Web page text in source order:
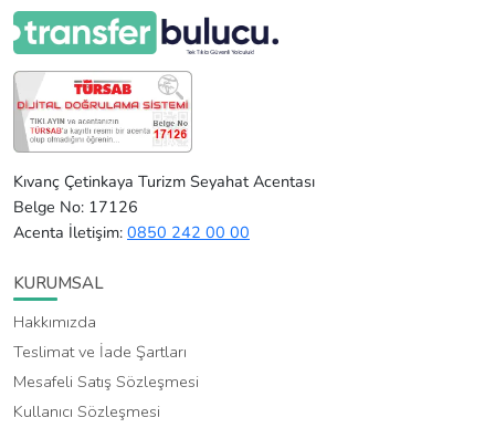
Kıvanç Çetinkaya Turizm Seyahat Acentası
Belge No: 17126
Acenta İletişim: 0850 242 00 00
KURUMSAL
Hakkımızda
Teslimat ve İade Şartları
Mesafeli Satış Sözleşmesi
Kullanıcı Sözleşmesi